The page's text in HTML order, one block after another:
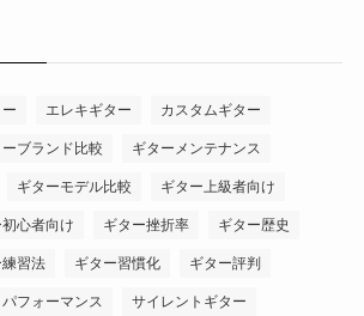
エレキギター カスタムギター
ーブランド比較 ギターメンテナンス
ギターモデル比較 ギター上級者向け
心者向け ギター挫折率 ギター歴史
習法 ギター習慣化 ギター評判
パフォーマンス サイレントギター